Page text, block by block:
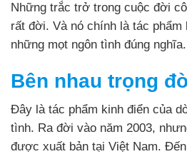
Những trắc trở trong cuộc đời
rất đời. Và nó chính là tác phẩm
những mọt ngôn tình đúng nghĩa.
Bên nhau trọng
Đây là tác phẩm kinh điển của
tình. Ra đời vào năm 2003,
được xuất bản tại Việt Nam.